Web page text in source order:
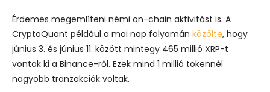
Érdemes megemlíteni némi on-chain aktivitást is. A
CryptoQuant például a mai nap folyamán közölte, hogy
június 3. és június 11. között mintegy 465 millió XRP-t
vontak ki a Binance-ről. Ezek mind 1 millió tokennél
nagyobb tranzakciók voltak.